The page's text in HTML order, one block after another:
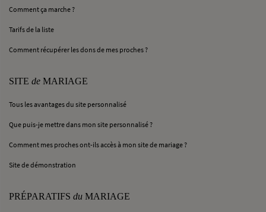
Comment ça marche ?
Tarifs de la liste
Comment récupérer les dons de mes proches ?
SITE de MARIAGE
Tous les avantages du site personnalisé
Que puis-je mettre dans mon site personnalisé ?
Comment mes proches ont-ils accès à mon site de mariage ?
Site de démonstration
PRÉPARATIFS du MARIAGE